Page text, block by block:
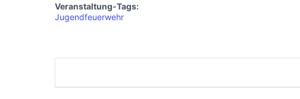
Veranstaltung-Tags:
Jugendfeuerwehr